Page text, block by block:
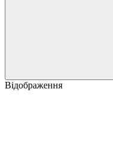
Відображення